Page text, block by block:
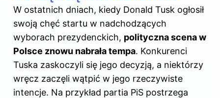
W ostatnich dniach, kiedy Donald Tusk ogłosił
swoją chęć startu w nadchodzących
wyborach prezydenckich, polityczna scena w
Polsce znowu nabrała tempa. Konkurenci
Tuska zaskoczyli się jego decyzją, a niektórzy
wręcz zaczęli wątpić w jego rzeczywiste
intencje. Na przykład partia PiS postrzega